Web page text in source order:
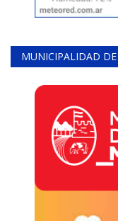
MUNICIPALIDAD DE